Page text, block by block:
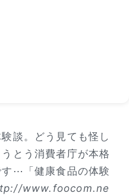
談。どう見ても怪し
とう消費者庁が本格
⋯「健康食品の体験
www.foocom.ne